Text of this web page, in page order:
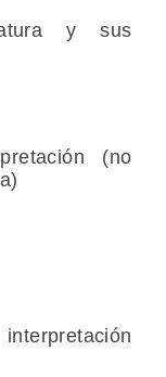
y sus
(no